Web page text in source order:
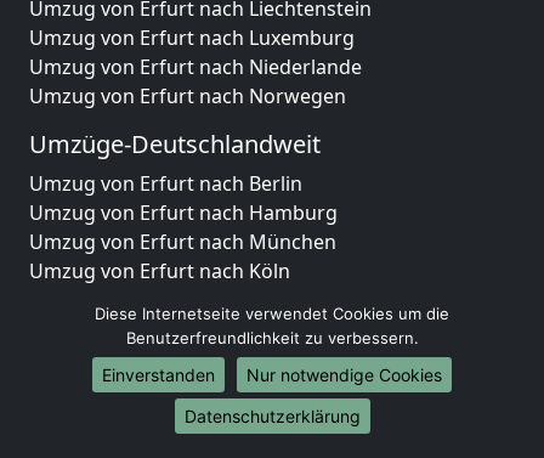
Umzug von Erfurt nach Liechtenstein
Umzug von Erfurt nach Luxemburg
Umzug von Erfurt nach Niederlande
Umzug von Erfurt nach Norwegen
Umzüge-Deutschlandweit
Umzug von Erfurt nach Berlin
Umzug von Erfurt nach Hamburg
Umzug von Erfurt nach München
Umzug von Erfurt nach Köln
Umzug von Erfurt nach Stuttgart
Umzug von Erfurt nach Düsseldorf
Umzug von Erfurt nach Leipzig
Umzug von Erfurt nach Dortmund
Diese Internetseite verwendet Cookies um die
Benutzerfreundlichkeit zu verbessern.
Einverstanden
Nur notwendige Cookies
Datenschutzerklärung